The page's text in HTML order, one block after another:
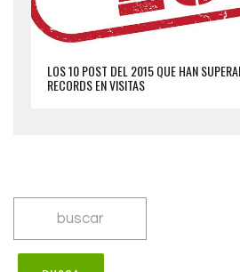
LOS 10 POST DEL 2015 QUE HAN
RECORDS EN VISITAS